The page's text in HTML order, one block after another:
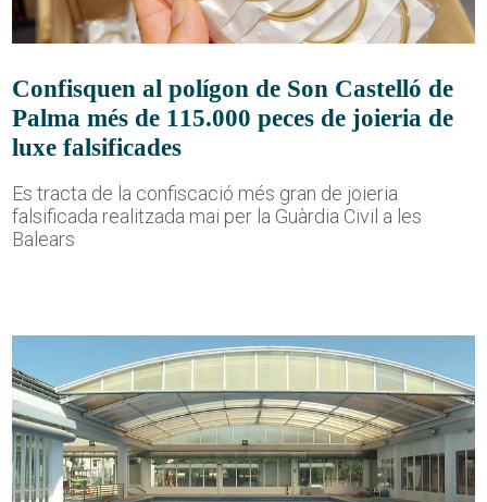
Confisquen al polígon de Son Castelló de
Palma més de 115.000 peces de joieria de
luxe falsificades
Es tracta de la confiscació més gran de joieria
falsificada realitzada mai per la Guàrdia Civil a les
Balears